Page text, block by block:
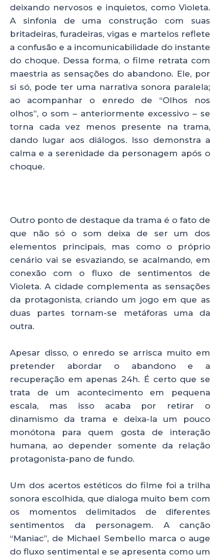
deixando nervosos e inquietos, como Violeta.
A sinfonia de uma construção com suas
britadeiras, furadeiras, vigas e martelos reflete
a confusão e a incomunicabilidade do instante
do choque. Dessa forma, o filme retrata com
maestria as sensações do abandono. Ele, por
si só, pode ter uma narrativa sonora paralela;
ao acompanhar o enredo de “Olhos nos
olhos”, o som – anteriormente excessivo – se
torna cada vez menos presente na trama,
dando lugar aos diálogos. Isso demonstra a
calma e a serenidade da personagem após o
choque.
Outro ponto de destaque da trama é o fato de
que não só o som deixa de ser um dos
elementos principais, mas como o próprio
cenário vai se esvaziando, se acalmando, em
conexão com o fluxo de sentimentos de
Violeta. A cidade complementa as sensações
da protagonista, criando um jogo em que as
duas partes tornam-se metáforas uma da
outra.
Apesar disso, o enredo se arrisca muito em
pretender abordar o abandono e a
recuperação em apenas 24h. É certo que se
trata de um acontecimento em pequena
escala, mas isso acaba por retirar o
dinamismo da trama e deixa-la um pouco
monótona para quem gosta de interação
humana, ao depender somente da relação
protagonista-pano de fundo.
Um dos acertos estéticos do filme foi a trilha
sonora escolhida, que dialoga muito bem com
os momentos delimitados de diferentes
sentimentos da personagem. A canção
“Maniac”, de Michael Sembello marca o auge
do fluxo sentimental e se apresenta como um